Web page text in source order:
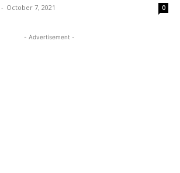
- October 7, 2021 0
- Advertisement -